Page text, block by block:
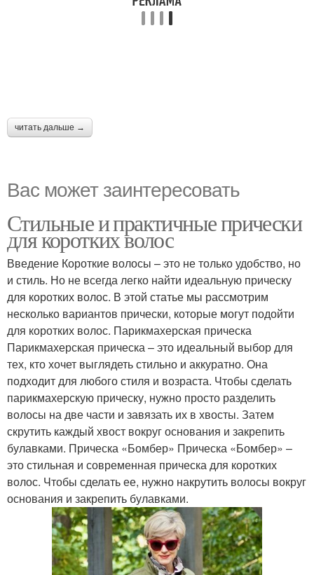
читать дальше →
Вас может заинтересовать
Стильные и практичные прически
для коротких волос
Введение Короткие волосы – это не только удобство, но
и стиль. Но не всегда легко найти идеальную прическу
для коротких волос. В этой статье мы рассмотрим
несколько вариантов прически, которые могут подойти
для коротких волос. Парикмахерская прическа
Парикмахерская прическа – это идеальный выбор для
тех, кто хочет выглядеть стильно и аккуратно. Она
подходит для любого стиля и возраста. Чтобы сделать
парикмахерскую прическу, нужно просто разделить
волосы на две части и завязать их в хвосты. Затем
скрутить каждый хвост вокруг основания и закрепить
булавками. Прическа «Бомбер» Прическа «Бомбер» –
это стильная и современная прическа для коротких
волос. Чтобы сделать ее, нужно накрутить волосы вокруг
основания и закрепить булавками.